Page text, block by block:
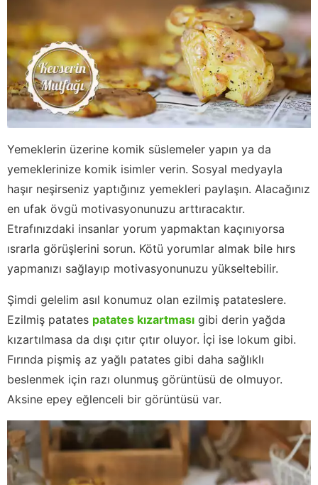
Yemeklerin üzerine komik süslemeler yapın ya da
yemeklerinize komik isimler verin. Sosyal medyayla
haşır neşirseniz yaptığınız yemekleri paylaşın. Alacağınız
en ufak övgü motivasyonunuzu arttıracaktır.
Etrafınızdaki insanlar yorum yapmaktan kaçınıyorsa
ısrarla görüşlerini sorun. Kötü yorumlar almak bile hırs
yapmanızı sağlayıp motivasyonunuzu yükseltebilir.
Şimdi gelelim asıl konumuz olan ezilmiş patateslere.
Ezilmiş patates patates kızartması gibi derin yağda
kızartılmasa da dışı çıtır çıtır oluyor. İçi ise lokum gibi.
Fırında pişmiş az yağlı patates gibi daha sağlıklı
beslenmek için razı olunmuş görüntüsü de olmuyor.
Aksine epey eğlenceli bir görüntüsü var.